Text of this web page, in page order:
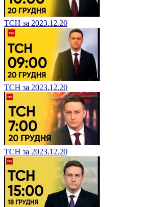
ТСН за 2023.12.20
ТСН за 2023.12.20
ТСН за 2023.12.20